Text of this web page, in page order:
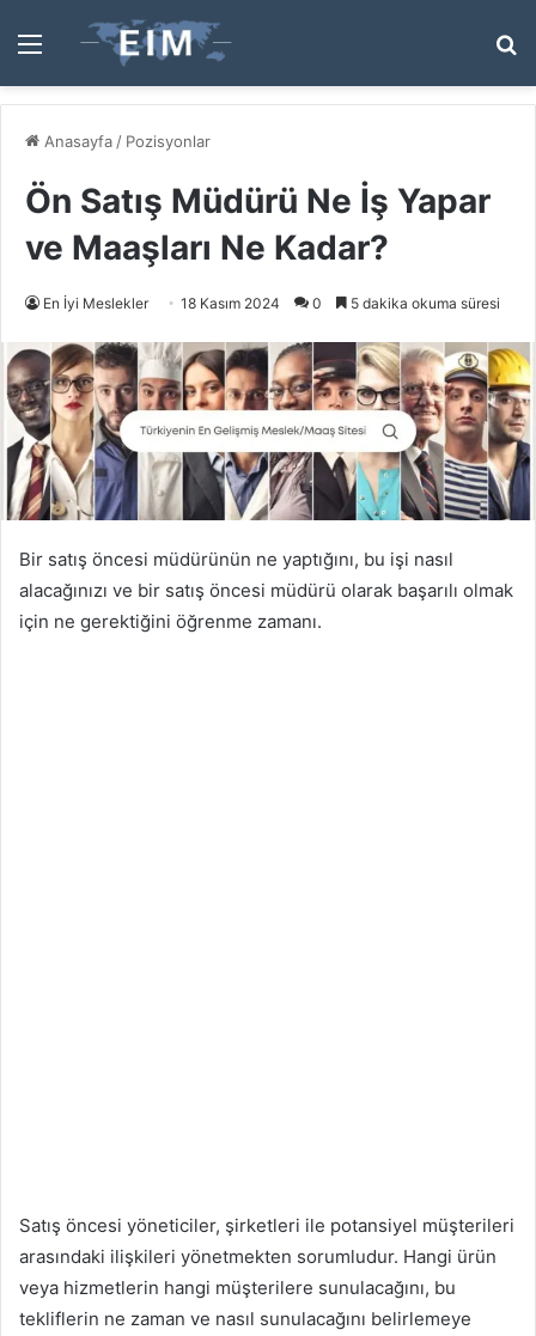
Menü
...
Anasayfa / Pozisyonlar
Ön Satış Müdürü Ne İş Yapar
ve Maaşları Ne Kadar?
En İyi Meslekler 18 Kasım 2024 0 5 dakika okuma süresi
Bir satış öncesi müdürünün ne yaptığını, bu işi nasıl
alacağınızı ve bir satış öncesi müdürü olarak başarılı olmak
için ne gerektiğini öğrenme zamanı.
Satış öncesi yöneticiler, şirketleri ile potansiyel müşterileri
arasındaki ilişkileri yönetmekten sorumludur. Hangi ürün
veya hizmetlerin hangi müşterilere sunulacağını, bu
tekliflerin ne zaman ve nasıl sunulacağını belirlemeye